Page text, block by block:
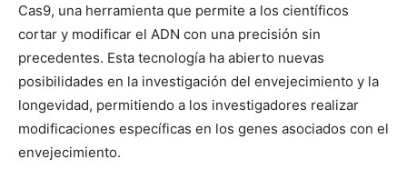
Cas9, una herramienta que permite a los científicos
cortar y modificar el ADN con una precisión sin
precedentes. Esta tecnología ha abierto nuevas
posibilidades en la investigación del envejecimiento y la
longevidad, permitiendo a los investigadores realizar
modificaciones específicas en los genes asociados con el
envejecimiento.